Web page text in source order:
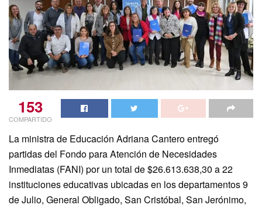
153
COMPARTIDO
La ministra de Educación Adriana Cantero entregó
partidas del Fondo para Atención de Necesidades
Inmediatas (FANI) por un total de $26.613.638,30 a 22
instituciones educativas ubicadas en los departamentos 9
de Julio, General Obligado, San Cristóbal, San Jerónimo,